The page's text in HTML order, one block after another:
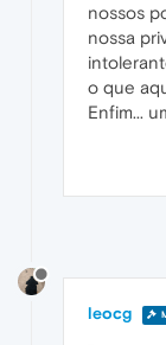
nossos
nossa
o que
Enfim...
leocg